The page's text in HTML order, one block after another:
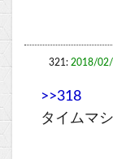
321: 2018/02/
>>318
タイムマ